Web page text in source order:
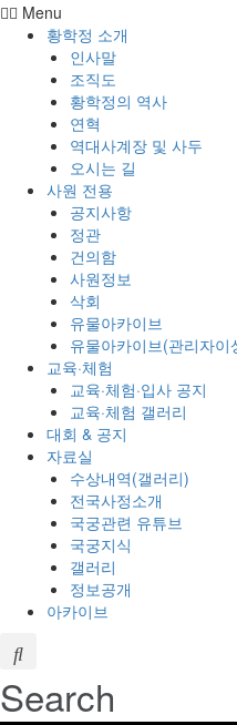
Menu
황학정 소개
인사말
조직도
황학정의 역사
연혁
역대사계장 및 사두
오시는 길
사원 전용
공지사항
정관
건의함
사원정보
삭회
유물아카이브
유물아카이브(관리자이
교육·체험
교육·체험·입사 공지
교육·체험 갤러리
대회 & 공지
자료실
수상내역(갤러리)
전국사정소개
국궁관련 유튜브
국궁지식
갤러리
정보공개
아카이브
Search